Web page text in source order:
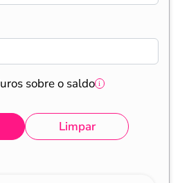
sobre o saldo
Limpar